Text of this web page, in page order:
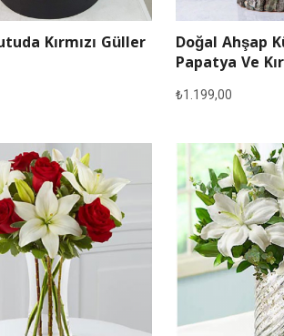
Kırmızı Güller
Doğal Ahşap
Papatya Ve
₺1.199,00